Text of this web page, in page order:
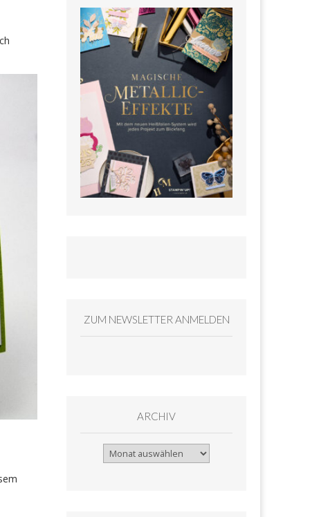
ZUM NEWSLETTER ANMELDEN
ARCHIV
Archiv